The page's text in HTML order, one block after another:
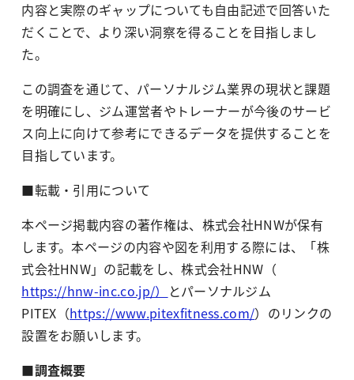
内容と実際のギャップについても自由記述で回答いた
だくことで、より深い洞察を得ることを目指しまし
た。
この調査を通じて、パーソナルジム業界の現状と課題
を明確にし、ジム運営者やトレーナーが今後のサービ
ス向上に向けて参考にできるデータを提供することを
目指しています。
■転載・引用について
本ページ掲載内容の著作権は、株式会社HNWが保有
します。本ページの内容や図を利用する際には、「株
式会社HNW」の記載をし、株式会社HNW（
https://hnw-inc.co.jp/）
とパーソナルジム
PITEX（https://www.pitexfitness.com/）のリンクの
設置をお願いします。
■調査概要